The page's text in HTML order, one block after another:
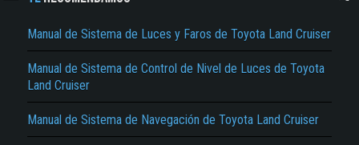
Manual de Sistema de Luces y Faros de Toyota Land Cruiser
Manual de Sistema de Control de Nivel de Luces de Toyota
Land Cruiser
Manual de Sistema de Navegación de Toyota Land Cruiser
El Título es incorrecto según el contenido.